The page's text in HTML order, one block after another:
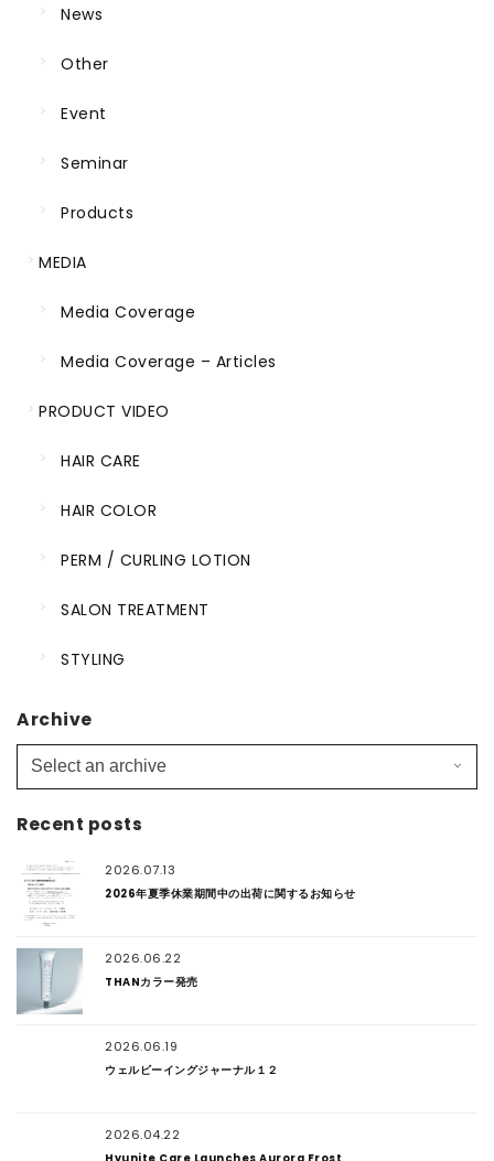
News
Other
Event
Seminar
Products
MEDIA
Media Coverage
Media Coverage – Articles
PRODUCT VIDEO
HAIR CARE
HAIR COLOR
PERM / CURLING LOTION
SALON TREATMENT
STYLING
Archive
Recent posts
2026.07.13
2026年夏季休業期間中の出荷に関するお知らせ
2026.06.22
THANカラー発売
2026.06.19
ウェルビーイングジャーナル１２
2026.04.22